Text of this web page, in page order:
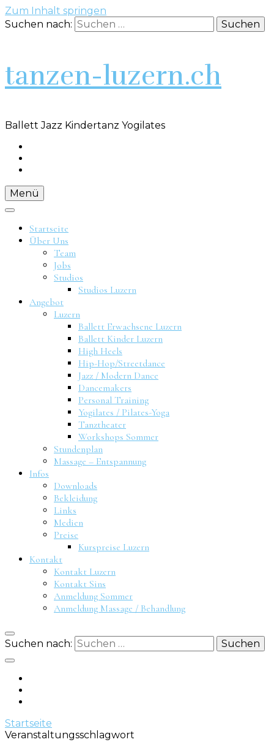
Zum Inhalt springen
Suchen nach:
tanzen-luzern.ch
Ballett Jazz Kindertanz Yogilates
Menü
Startseite
Über Uns
Team
Jobs
Studios
Studios Luzern
Angebot
Luzern
Ballett Erwachsene Luzern
Ballett Kinder Luzern
High Heels
Hip-Hop/Streetdance
Jazz / Modern Dance
Dancemakers
Personal Training
Yogilates / Pilates-Yoga
Tanztheater
Workshops Sommer
Stundenplan
Massage – Entspannung
Infos
Downloads
Bekleidung
Links
Medien
Preise
Kurspreise Luzern
Kontakt
Kontakt Luzern
Kontakt Sins
Anmeldung Sommer
Anmeldung Massage / Behandlung
Suchen nach:
Startseite
Veranstaltungsschlagwort